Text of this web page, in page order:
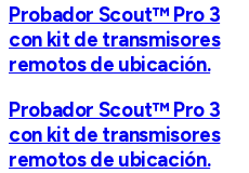
Probador Scout™ Pro 3
con kit de transmisores
remotos de ubicación.
Probador Scout™ Pro 3
con kit de transmisores
remotos de ubicación.